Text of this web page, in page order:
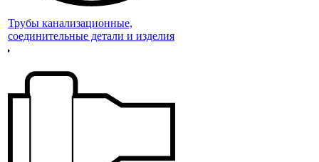
Трубы канализационные,
соединительные детали и изделия